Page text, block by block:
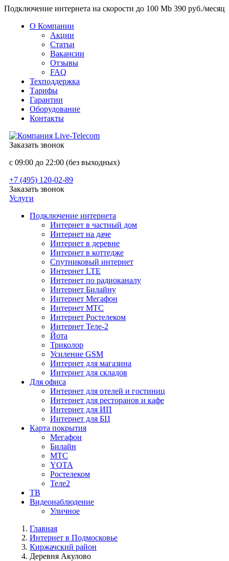
Подключение интернета на скорости до 100 Mb 390 руб./месяц
О Компании
Акции
Статьи
Вакансии
Отзывы
FAQ
Техподдержка
Тарифы
Гарантии
Оборудование
Контакты
Заказать звонок
с 09:00 до 22:00 (без выходных)
+7 (495) 120-02-89
Заказать звонок
Услуги
Подключение интернета
Интернет в частный дом
Интернет на даче
Интернет в деревне
Интернет в коттедже
Спутниковый интернет
Интернет LTE
Интернет по радиоканалу
Интернет Билайну
Интернет Мегафон
Интернет МТС
Интернет Ростелеком
Интернет Теле-2
Йота
Триколор
Усиление GSM
Интернет для магазина
Интернет для складов
Для офиса
Интернет для отелей и гостиниц
Интернет для ресторанов и кафе
Интернет для ИП
Интернет для БЦ
Карта покрытия
Мегафон
Билайн
МТС
YOTA
Ростелеком
Теле2
ТВ
Видеонаблюдение
Уличное
Главная
Интернет в Подмосковье
Киржачский район
Деревня Акулово